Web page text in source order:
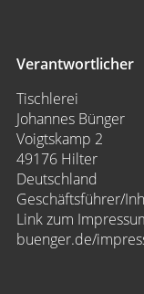
Verantwortlicher
Tischlerei
Johannes Bünger
Voigtskamp 2
49176 Hilter
Deutschland
Geschäftsführer/
Link zum
buenger.de/